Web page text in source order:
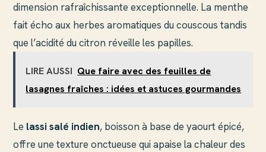
dimension rafraîchissante exceptionnelle. La menthe
fait écho aux herbes aromatiques du couscous tandis
que l’acidité du citron réveille les papilles.
LIRE AUSSI Que faire avec des feuilles de
lasagnes fraîches : idées et astuces gourmandes
Le lassi salé indien, boisson à base de yaourt épicé,
offre une texture onctueuse qui apaise la chaleur des